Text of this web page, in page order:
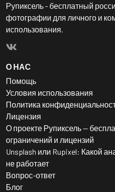
Рупиксель - бесплатный
фотографии для личного и
использования.
О НАС
Помощь
Условия использования
Политика
Лицензия
О проекте Рупиксель —
ограничений и лицензий
Unsplash или Rupixel: Какой
не работает
Вопрос-ответ
Блог